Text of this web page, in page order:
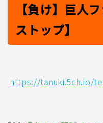
【負け】巨人
ストップ】
https://tanuki.5ch.io/